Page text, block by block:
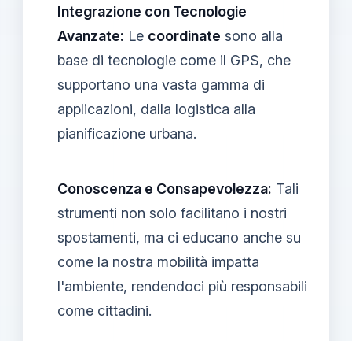
Integrazione con Tecnologie
Avanzate: Le coordinate sono alla
base di tecnologie come il GPS, che
supportano una vasta gamma di
applicazioni, dalla logistica alla
pianificazione urbana.
Conoscenza e Consapevolezza: Tali
strumenti non solo facilitano i nostri
spostamenti, ma ci educano anche su
come la nostra mobilità impatta
l'ambiente, rendendoci più responsabili
come cittadini.